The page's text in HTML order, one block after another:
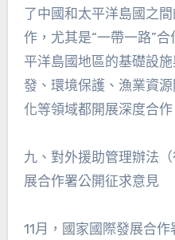
了中國和太平洋島國之
作，尤其是“一帶一路”
平洋島國地區的基礎設
發、環境保護、漁業資
化等領域都開展深度合作
九、對外援助管理辦法
展合作署公開征求意見
11月，國家國際發展合